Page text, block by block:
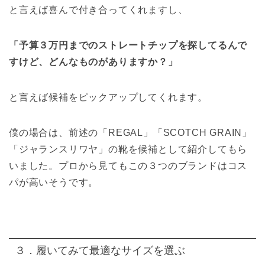
と言えば喜んで付き合ってくれますし、
「予算３万円までのストレートチップを探してるんで
すけど、どんなものがありますか？」
と言えば候補をピックアップしてくれます。
僕の場合は、前述の「REGAL」「SCOTCH GRAIN」
「ジャランスリワヤ」の靴を候補として紹介してもら
いました。プロから見てもこの３つのブランドはコス
パが高いそうです。
３．履いてみて最適なサイズを選ぶ